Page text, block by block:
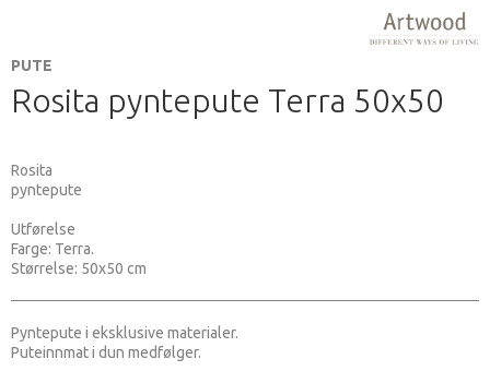
PUTE
Rosita pyntepute Terra 50x50
Rosita
pyntepute
Utførelse
Farge: Terra.
Størrelse: 50x50 cm
Pyntepute i eksklusive materialer.
Puteinnmat i dun medfølger.